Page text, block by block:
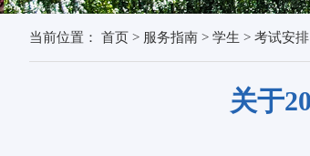
当前位置： 首页 > 服务指南 > 学生 > 考试安排
关于